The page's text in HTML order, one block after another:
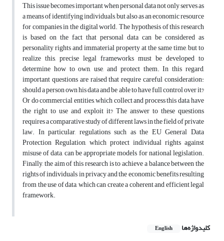
This issue becomes important when personal data not only serves as
a means of identifying individuals, but also as an economic resource
for companies in the digital world. The hypothesis of this research
is based on the fact that personal data can be considered as
personality rights and immaterial property at the same time, but to
realize this, precise legal frameworks must be developed to
determine how to own, use, and protect them. In this regard,
important questions are raised that require careful consideration:
should a person own his data and be able to have full control over it?
Or do commercial entities, which collect and process this data, have
the right to use and exploit it? The answer to these questions
requires a comparative study of different laws in the field of private
law. In particular, regulations such as the EU General Data
Protection Regulation, which protect individual rights against
misuse of data, can be appropriate models for national legislation.
Finally, the aim of this research is to achieve a balance between the
rights of individuals in privacy and the economic benefits resulting
from the use of data, which can create a coherent and efficient legal
framework.
کلیدواژه‌ها English